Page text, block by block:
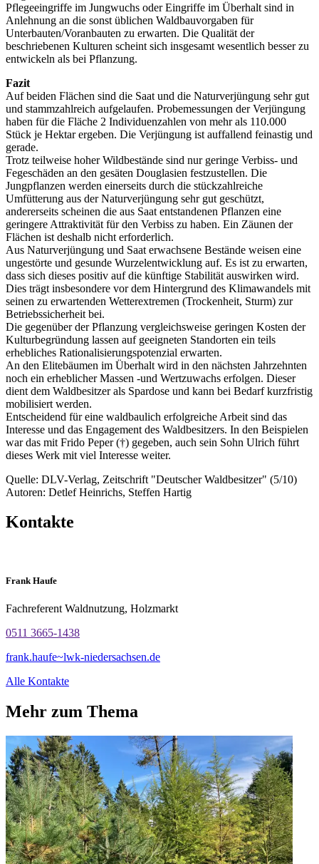
Pflegeeingriffe im Jungwuchs oder Eingriffe im Überhalt sind in
Anlehnung an die sonst üblichen Waldbauvorgaben für
Unterbauten/Voranbauten zu erwarten. Die Qualität der
beschriebenen Kulturen scheint sich insgesamt wesentlich besser zu
entwickeln als bei Pflanzung.
Fazit
Auf beiden Flächen sind die Saat und die Naturverjüngung sehr gut
und stammzahlreich aufgelaufen. Probemessungen der Verjüngung
haben für die Fläche 2 Individuenzahlen von mehr als 110.000
Stück je Hektar ergeben. Die Verjüngung ist auffallend feinastig und
gerade.
Trotz teilweise hoher Wildbestände sind nur geringe Verbiss- und
Fegeschäden an den gesäten Douglasien festzustellen. Die
Jungpflanzen werden einerseits durch die stückzahlreiche
Umfütterung aus der Naturverjüngung sehr gut geschützt,
andererseits scheinen die aus Saat entstandenen Pflanzen eine
geringere Attraktivität für den Verbiss zu haben. Ein Zäunen der
Flächen ist deshalb nicht erforderlich.
Aus Naturverjüngung und Saat erwachsene Bestände weisen eine
ungestörte und gesunde Wurzelentwicklung auf. Es ist zu erwarten,
dass sich dieses positiv auf die künftige Stabilität auswirken wird.
Dies trägt insbesondere vor dem Hintergrund des Klimawandels mit
seinen zu erwartenden Wetterextremen (Trockenheit, Sturm) zur
Betriebssicherheit bei.
Die gegenüber der Pflanzung vergleichsweise geringen Kosten der
Kulturbegründung lassen auf geeigneten Standorten ein teils
erhebliches Rationalisierungspotenzial erwarten.
An den Elitebäumen im Überhalt wird in den nächsten Jahrzehnten
noch ein erheblicher Massen -und Wertzuwachs erfolgen. Dieser
dient dem Waldbesitzer als Spardose und kann bei Bedarf kurzfristig
mobilisiert werden.
Entscheidend für eine waldbaulich erfolgreiche Arbeit sind das
Interesse und das Engagement des Waldbesitzers. In den Beispielen
war das mit Frido Peper (†) gegeben, auch sein Sohn Ulrich führt
dieses Werk mit viel Interesse weiter.
Quelle: DLV-Verlag, Zeitschrift "Deutscher Waldbesitzer" (5/10)
Autoren: Detlef Heinrichs, Steffen Hartig
Kontakte
Frank Haufe
Fachreferent Waldnutzung, Holzmarkt
0511 3665-1438
frank.haufe~lwk-niedersachsen.de
Alle Kontakte
Mehr zum Thema